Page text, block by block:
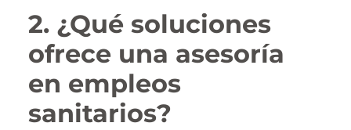
2. ¿Qué soluciones
ofrece una asesoría
en empleos
sanitarios?